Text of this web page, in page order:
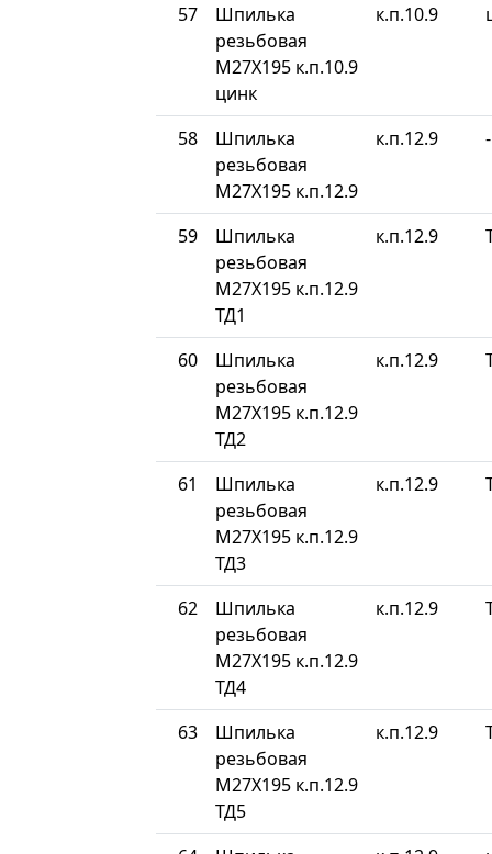
57
Шпилька
резьбовая
М27Х195 к.п.10.9
цинк
к.п.10.9
58
Шпилька
резьбовая
М27Х195 к.п.12.9
к.п.12.9 -
59
Шпилька
резьбовая
М27Х195 к.п.12.9
ТД1
к.п.12.9
60
Шпилька
резьбовая
М27Х195 к.п.12.9
ТД2
к.п.12.9
61
Шпилька
резьбовая
М27Х195 к.п.12.9
ТД3
к.п.12.9
62
Шпилька
резьбовая
М27Х195 к.п.12.9
ТД4
к.п.12.9
63
Шпилька
резьбовая
М27Х195 к.п.12.9
ТД5
к.п.12.9